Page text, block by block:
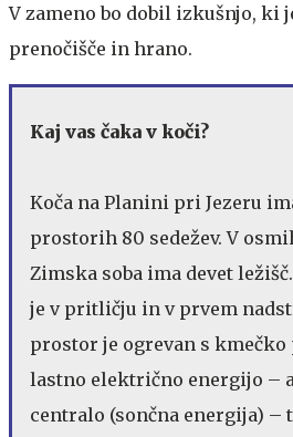
V zameno bo dobil izkušnjo, ki
prenočišče in hrano.
Kaj vas čaka v koči?
Koča na Planini pri Jezeru
prostorih 80 sedežev. V
Zimska soba ima devet
je v pritličju in v prvem
prostor je ogrevan s kmečko
lastno električno energijo –
centralo (sončna energija) –